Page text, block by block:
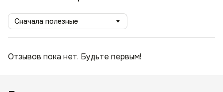
Сначала полезные
Отзывов пока нет. Будьте первым!